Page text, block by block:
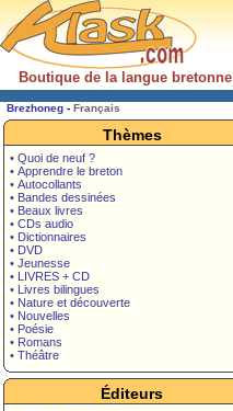
Boutique de la langue bretonne
Brezhoneg - Français
Thèmes
• Quoi de neuf ?
• Apprendre le breton
• Autocollants
• Bandes dessinées
• Beaux livres
• CDs audio
• Dictionnaires
• DVD
• Jeunesse
• LIVRES + CD
• Livres bilingues
• Nature et découverte
• Nouvelles
• Poésie
• Romans
• Théâtre
Éditeurs